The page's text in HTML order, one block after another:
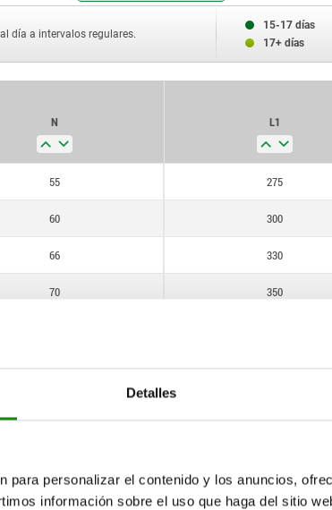
Detalles
para personalizar el contenido y los anuncios,
información sobre el uso que haga del sitio
día a intervalos regulares.
15-17 días
17+ días
N L1
55 275
60 300
66 330
70 350
77 385
90 450